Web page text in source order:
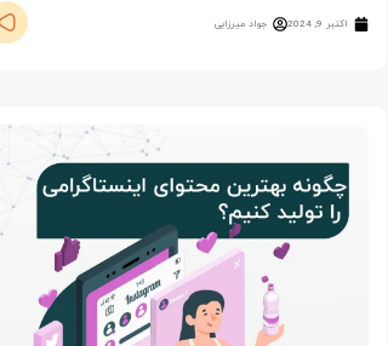
اکتبر 9, 2024 جواد میرزایی